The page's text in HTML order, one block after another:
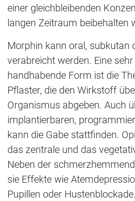
einer gleichbleibenden
langen Zeitraum beibehalten
Morphin kann oral, subkutan
verabreicht werden. Eine
handhabende Form ist die
Pflaster, die den Wirkstoff
Organismus abgeben. Auch
implantierbaren,
kann die Gabe stattfinden.
das zentrale und das
Neben der
sie Effekte wie
Pupillen oder Hustenblockade.